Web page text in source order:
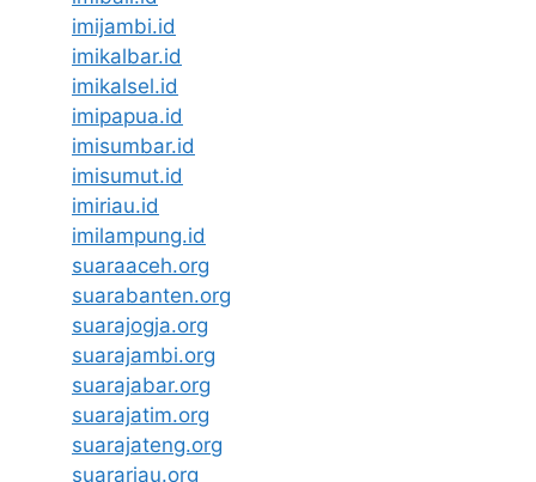
imijambi.id
imikalbar.id
imikalsel.id
imipapua.id
imisumbar.id
imisumut.id
imiriau.id
imilampung.id
suaraaceh.org
suarabanten.org
suarajogja.org
suarajambi.org
suarajabar.org
suarajatim.org
suarajateng.org
suarariau.org